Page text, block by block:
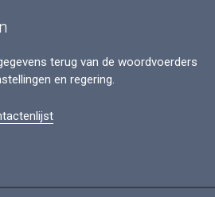
terug van de woordvoerders
en regering.